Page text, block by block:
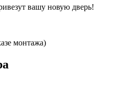
вашу новую дверь!
монтажа)